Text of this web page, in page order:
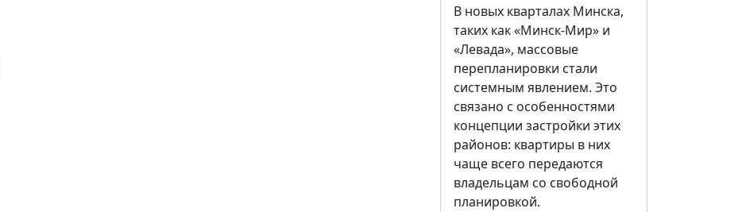
В новых кварталах Минска,
таких как «Минск-Мир» и
«Левада», массовые
перепланировки стали
системным явлением. Это
связано с особенностями
концепции застройки этих
районов: квартиры в них
чаще всего передаются
владельцам со свободной
планировкой.